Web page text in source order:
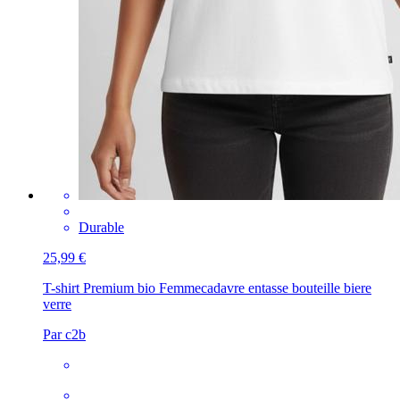
Durable
25,99 €
T-shirt Premium bio Femmecadavre entasse bouteille biere
verre
Par c2b